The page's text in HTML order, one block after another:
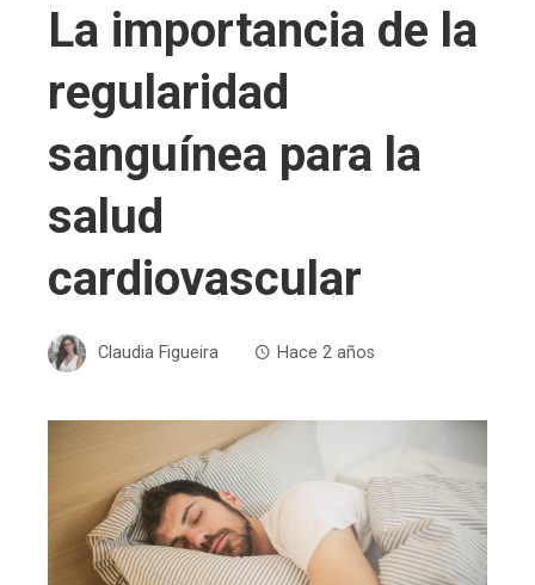
La importancia de la
regularidad
sanguínea para la
salud
cardiovascular
Claudia Figueira Hace 2 años